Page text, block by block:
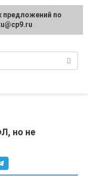
но не
по